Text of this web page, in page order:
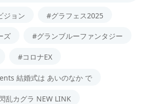
ジョン #グラフェス2025
ズ #グランブルーファンタジー
#コロナEX
結婚式は あいのなか で
乱カグラ NEW LINK